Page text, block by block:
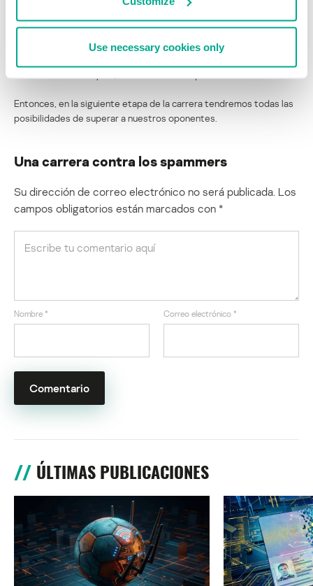
Use necessary cookies only
de un mensaje llega a un clúster con una alta reputación de spam,
se lo bloquea automáticamente en la nube. Con esta tecnología, un
Entonces, en la siguiente etapa de la carrera tendremos todas las
posibilidades de superar a nuestros oponentes.
Una carrera contra los spammers
Su dirección de correo electrónico no será publicada. Los
campos obligatorios están marcados con *
Nombre * Correo electrónico *
ÚLTIMAS PUBLICACIONES